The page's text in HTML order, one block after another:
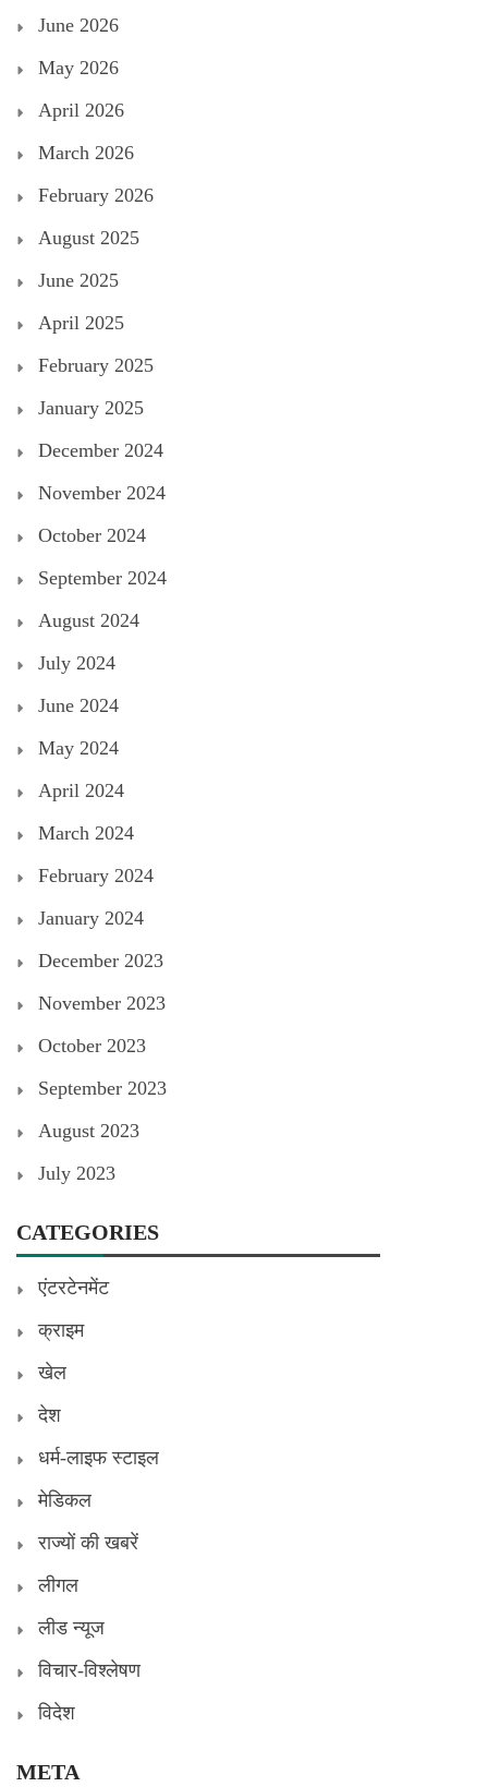
June 2026
May 2026
April 2026
March 2026
February 2026
August 2025
June 2025
April 2025
February 2025
January 2025
December 2024
November 2024
October 2024
September 2024
August 2024
July 2024
June 2024
May 2024
April 2024
March 2024
February 2024
January 2024
December 2023
November 2023
October 2023
September 2023
August 2023
July 2023
CATEGORIES
एंटरटेनमेंट
क्राइम
खेल
देश
धर्म-लाइफ स्टाइल
मेडिकल
राज्यों की खबरें
लीगल
लीड न्यूज
विचार-विश्लेषण
विदेश
META